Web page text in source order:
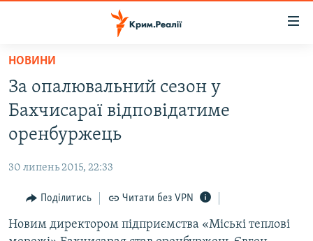
Перейти
основного
матеріалу
до
основної
Перейти
пошуку
ВІДЕО ТА ФОТО
БЛОГИ
ПОГЛЯД
ІНТЕРВ'Ю
НОВИНИ
За опалювальний сезон у
Бахчисараї відповідатиме
оренбуржець
30 липень 2015, 22:33
Поділитись Читати без VPN
Новим директором підприємства «Міські теплові